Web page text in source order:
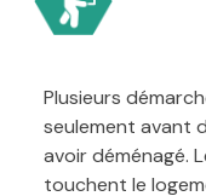
Plusieurs
seulement avant
avoir déménagé.
touchent le